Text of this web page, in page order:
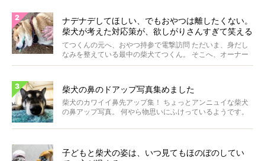
ナデナデしてほしい、でもおやつは離したくない。
柴犬が考えた対応策が、欲しがりさんすぎて笑える
【動画】
てつくんの元へ、おやつ持参で電撃訪問 ただいま、身だし
なみを整えている最中の柴犬てつくん。 そこへ、オーナー
さ...
柴犬の鼻のドアップ写真集めました
柴犬のカワイイ鼻先アップ集！ ちょっとアンニュイな柴犬
の鼻アップ写真。 何やら物思いにふけっているようです。
子どもと柴犬の姿は、いつ見てもほのぼのしてい